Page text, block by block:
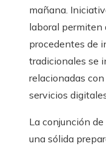
mañana.
laboral permiten
procedentes de
tradicionales se
relacionadas
servicios
La conjunción
una sólida